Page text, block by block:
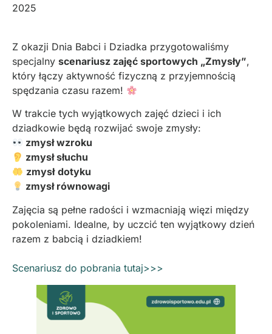
2025
Z okazji Dnia Babci i Dziadka przygotowaliśmy
specjalny scenariusz zajęć sportowych „Zmysły”,
który łączy aktywność fizyczną z przyjemnością
spędzania czasu razem!
W trakcie tych wyjątkowych zajęć dzieci i ich
dziadkowie będą rozwijać swoje zmysły:
zmysł wzroku
zmysł słuchu
zmysł dotyku
zmysł równowagi
Zajęcia są pełne radości i wzmacniają więzi między
pokoleniami. Idealne, by uczcić ten wyjątkowy dzień
razem z babcią i dziadkiem!
Scenariusz do pobrania tutaj>>>